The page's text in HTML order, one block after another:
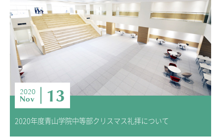
2020
Nov 13
2020年度青山学院中等部クリスマス礼拝について